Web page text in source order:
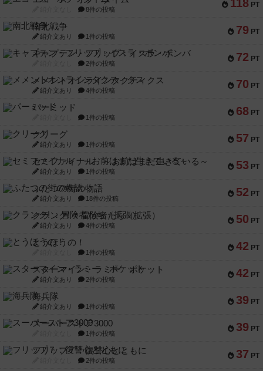
118 PT
8件の投稿
79 PT
南北戦争
紹介文あり 1件の投稿
72 PT
キャプテン・フリップ：イスラ・ボンバ
2件の投稿
70 PT
メメントオンラインタクティクス
紹介文あり 4件の投稿
68 PT
パーミッド
1件の投稿
57 PT
クリーグ
紹介文あり 1件の投稿
53 PT
セミファイナル ～お前はまだ生きている～
紹介文あり 1件の投稿
52 PT
ふたつの街の物語
紹介文あり 18件の投稿
50 PT
クランク! ：冒険者たち（拡張）
紹介文あり 4件の投稿
42 PT
とうほうの！
1件の投稿
42 PT
スターマイン・ラミー ポケット
紹介文あり 2件の投稿
39 PT
海兵隊
紹介文あり 1件の投稿
39 PT
スーパーストア3000
1件の投稿
37 PT
フリップ７：復讐心とともに
2件の投稿